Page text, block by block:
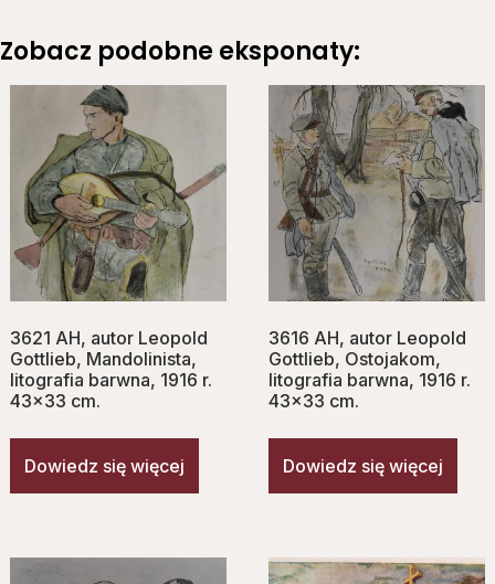
Zobacz podobne eksponaty:
3621 AH, autor Leopold
Gottlieb, Mandolinista,
litografia barwna, 1916 r.
43×33 cm.
Dowiedz się więcej
3616 AH, autor Leopold
Gottlieb, Ostojakom,
litografia barwna, 1916 r.
43×33 cm.
Dowiedz się więcej